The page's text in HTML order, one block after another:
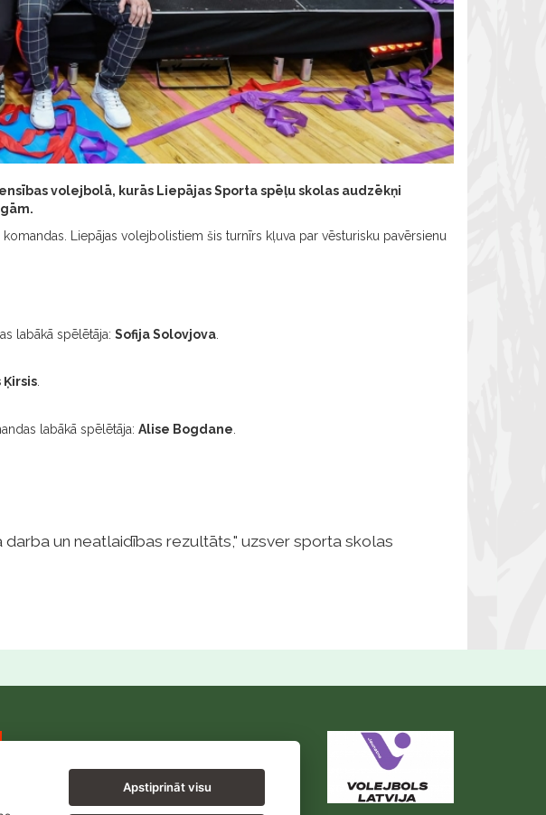
volejbolā, kurās Liepājas Sporta spēļu skolas audzēkņi
Liepājas volejbolistiem šis turnīrs kļuva par vēsturisku pavērsienu
labākā spēlētāja: Sofija Solovjova
Ķirsis.
labākā spēlētāja: Alise Bogdane
un neatlaidības rezultāts," uzsver sporta skolas
Apstiprināt visu